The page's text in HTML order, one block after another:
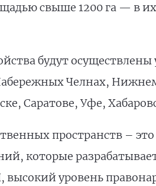
свыше 1200 га — в
будут
Челнах,
Саратове, Уфе,
пространств –
которые
высокий уровень